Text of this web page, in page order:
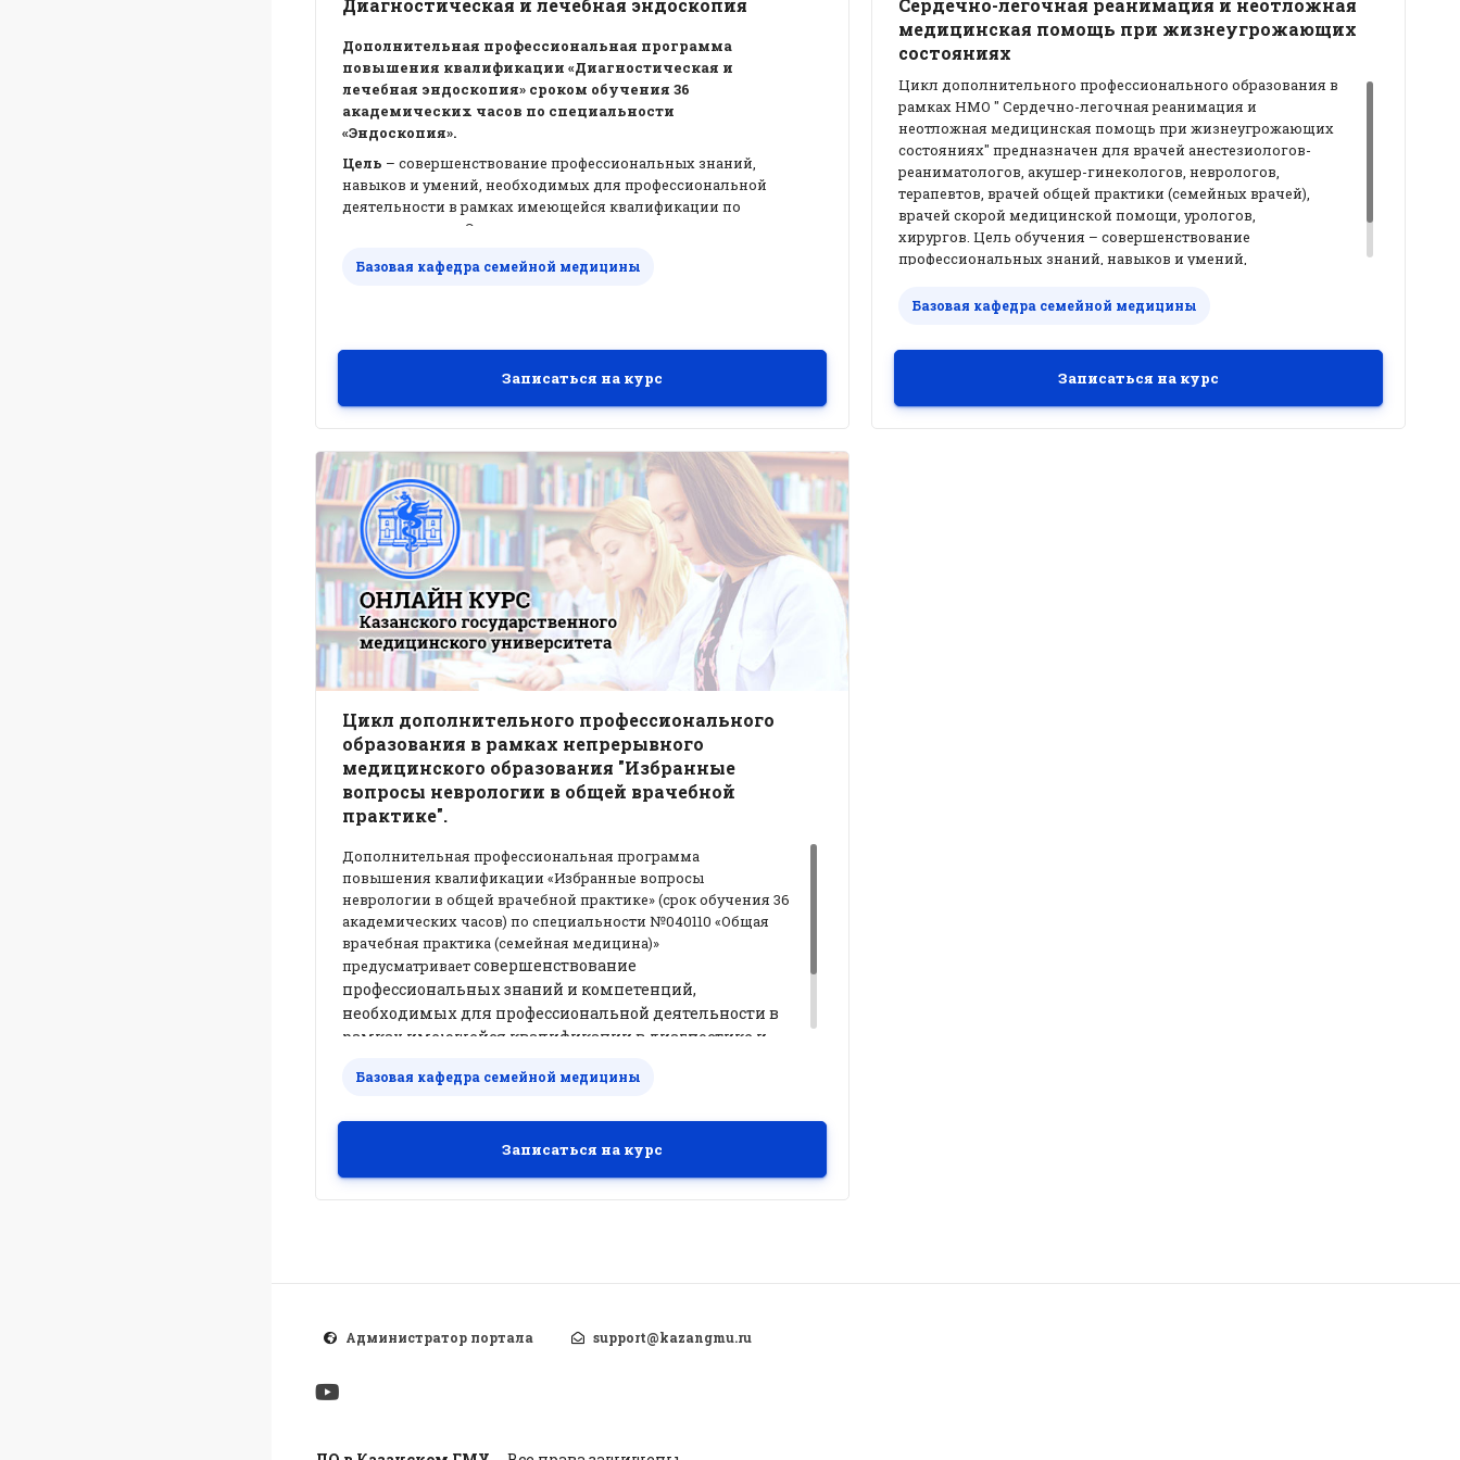
Диагностическая и лечебная эндоскопия
Дополнительная профессиональная программа
повышения квалификации «Диагностическая и
лечебная эндоскопия» сроком обучения 36
академических часов по специальности
«Эндоскопия».
Цель – совершенствование профессиональных знаний,
навыков и умений, необходимых для профессиональной
деятельности в рамках имеющейся квалификации по
специальности «Эндоскопия» в освоении эндоскопических
Базовая кафедра семейной медицины
Записаться на курс
Сердечно-легочная реанимация и неотложная
медицинская помощь при жизнеугрожающих
состояниях
Цикл дополнительного профессионального образования в
рамках НМО " Сердечно-легочная реанимация и
неотложная медицинская помощь при жизнеугрожающих
состояниях" предназначен для врачей анестезиологов-
реаниматологов, акушер-гинекологов, неврологов,
терапевтов, врачей общей практики (семейных врачей),
врачей скорой медицинской помощи, урологов,
хирургов. Цель обучения – совершенствование
профессиональных знаний, навыков и умений,
рамках имеющейся квалификации в диагностике и
Базовая кафедра семейной медицины
Записаться на курс
Цикл дополнительного профессионального
образования в рамках непрерывного
медицинского образования "Избранные
вопросы неврологии в общей врачебной
практике".
Дополнительная профессиональная программа
повышения квалификации «Избранные вопросы
неврологии в общей врачебной практике» (срок обучения 36
академических часов) по специальности №040110 «Общая
врачебная практика (семейная медицина)»
предусматриваетсовершенствование
профессиональных знаний и компетенций,
необходимых для профессиональной деятельности в
рамках имеющейся квалификации в диагностике и
расстройствах.
Базовая кафедра семейной медицины
Записаться на курс
Администратор портала support@kazangmu.ru